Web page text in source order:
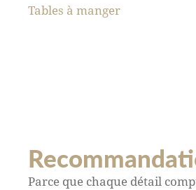
Tables à manger
Parce que chaque détail